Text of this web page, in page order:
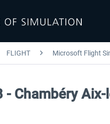
FLIGHT Microsoft Flight
- Chambéry